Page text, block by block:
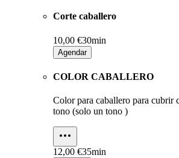
Corte caballero
10,00 €30min
Agendar
COLOR CABALLERO
Color para caballero para cubrir
tono (solo un tono )
12,00 €35min